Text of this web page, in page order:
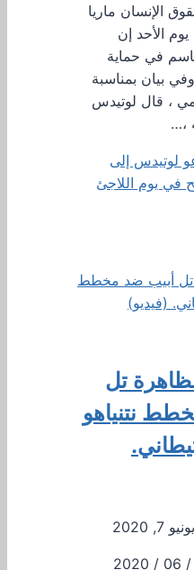
الإنسان ماريا
الأحد إن
في حماية
بيان بمناسبة
، قال لوتيدس
،…
لوتيدس إلى
في يوم اللاجئ
تل
نتنياهو
يونيو 7, 2020
تاريخ النشر: 08 / 06 / 2020